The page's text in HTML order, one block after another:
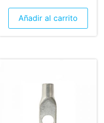
Añadir al carrito